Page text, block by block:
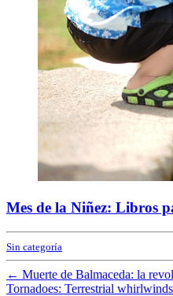
Mes de la Niñez: Libros
Sin categoría
← Muerte de Balmaceda: la
Tornadoes: Terrestrial whirlwinds